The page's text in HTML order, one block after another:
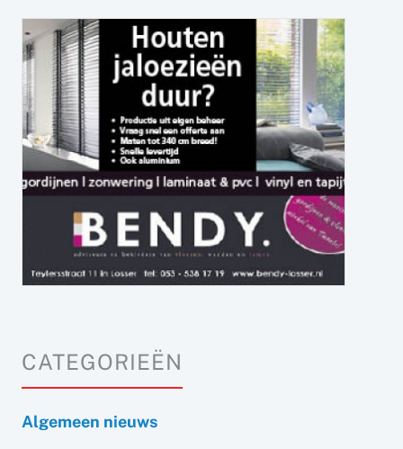
CATEGORIEËN
Algemeen nieuws